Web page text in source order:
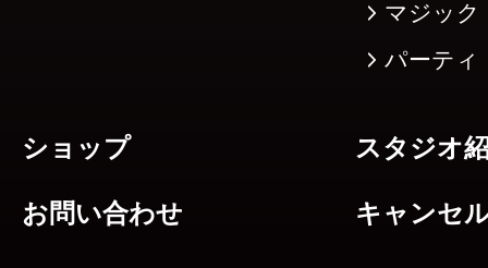
マジック
パーティ
ショップ スタジオ
お問い合わせ キャンセ